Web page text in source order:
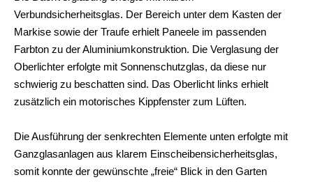
Verbundsicherheitsglas. Der Bereich unter dem Kasten der
Markise sowie der Traufe erhielt Paneele im passenden
Farbton zu der Aluminiumkonstruktion. Die Verglasung der
Oberlichter erfolgte mit Sonnenschutzglas, da diese nur
schwierig zu beschatten sind. Das Oberlicht links erhielt
zusätzlich ein motorisches Kippfenster zum Lüften.
Die Ausführung der senkrechten Elemente unten erfolgte mit
Ganzglasanlagen aus klarem Einscheibensicherheitsglas,
somit konnte der gewünschte „freie“ Blick in den Garten